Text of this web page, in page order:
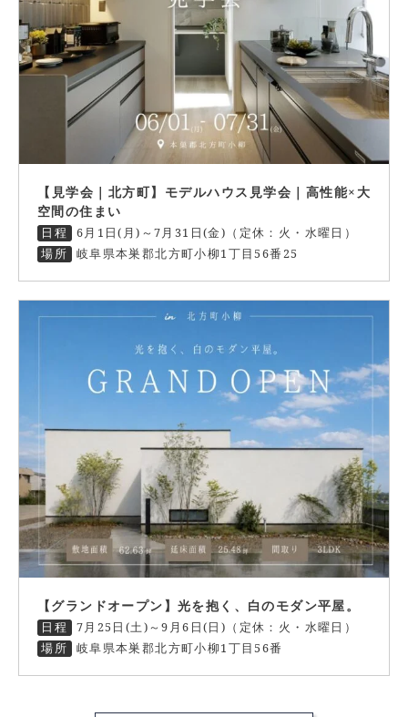
【見学会｜北方町】モデルハウス見学会｜高性能×大
空間の住まい
日程
6月1日(月)～7月31日(金)（定休：火・水曜日）
場所
岐阜県本巣郡北方町小柳1丁目56番25
【グランドオープン】光を抱く、白のモダン平屋。
日程
7月25日(土)～9月6日(日)（定休：火・水曜日）
場所
岐阜県本巣郡北方町小柳1丁目56番